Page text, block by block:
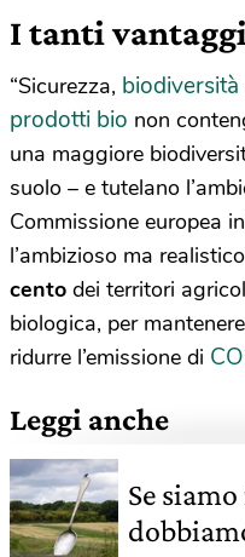
I tanti
“Sicurezza, biodiversità
prodotti bio non
una maggiore
suolo – e tutelano
Commissione europea
l’ambizioso ma
cento dei territori
biologica, per
ridurre l’emissione di
Leggi anche
Se